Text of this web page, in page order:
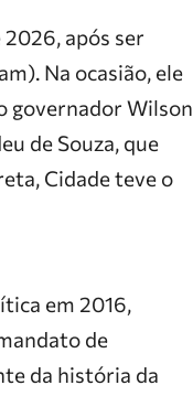
após ser
Na ocasião, ele
governador Wilson
de Souza, que
Cidade teve o
em 2016,
de
da história da